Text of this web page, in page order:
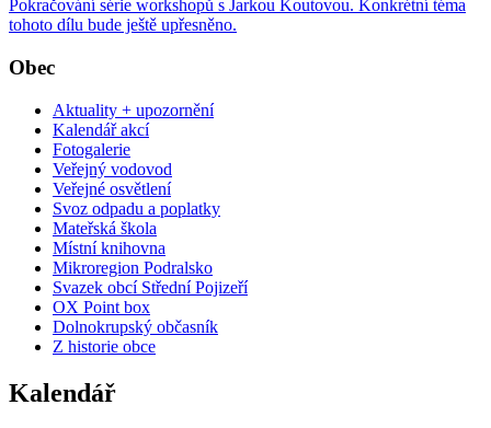
Pokračování série workshopů s Jarkou Koutovou. Konkrétní téma
tohoto dílu bude ještě upřesněno.
Obec
Aktuality + upozornění
Kalendář akcí
Fotogalerie
Veřejný vodovod
Veřejné osvětlení
Svoz odpadu a poplatky
Mateřská škola
Místní knihovna
Mikroregion Podralsko
Svazek obcí Střední Pojizeří
OX Point box
Dolnokrupský občasník
Z historie obce
Kalendář